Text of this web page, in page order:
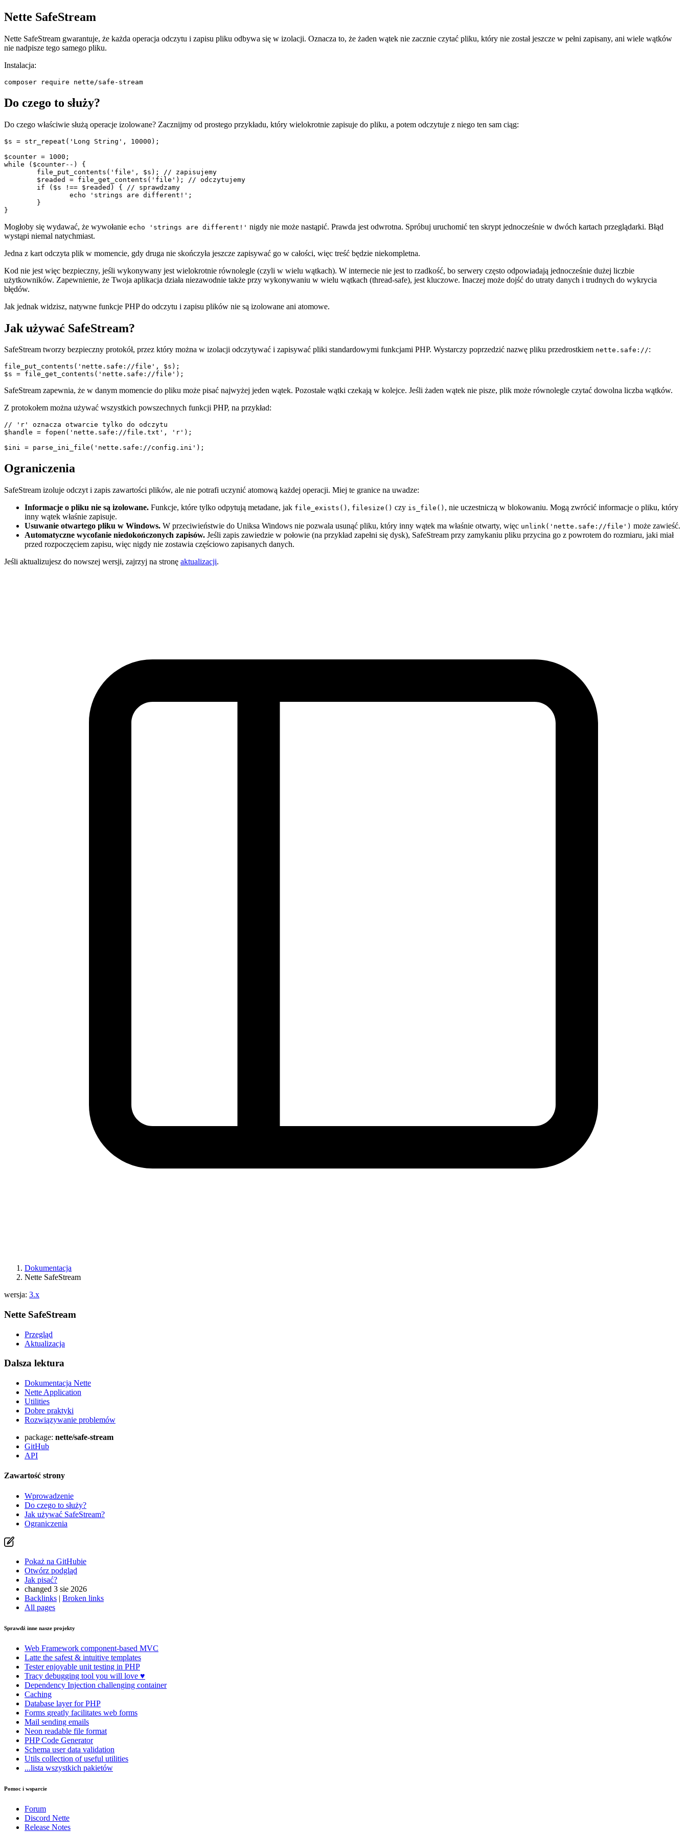
Nette SafeStream
Nette SafeStream gwarantuje, że każda operacja odczytu i zapisu pliku odbywa się w izolacji. Oznacza to, że żaden wątek nie zacznie czytać pliku, który nie został jeszcze w pełni zapisany, ani wiele wątków
nie nadpisze tego samego pliku.
Instalacja:
Do czego to służy?
Do czego właściwie służą operacje izolowane? Zacznijmy od prostego przykładu, który wielokrotnie zapisuje do pliku, a potem odczytuje z niego ten sam ciąg:
$s = str_repeat('Long String', 10000);
$counter = 1000;
while ($counter--) {
Mogłoby się wydawać, że wywołanie echo 'strings are different!' nigdy nie może nastąpić. Prawda jest odwrotna. Spróbuj uruchomić ten skrypt jednocześnie w dwóch kartach przeglądarki. Błąd
wystąpi niemal natychmiast.
Jedna z kart odczyta plik w momencie, gdy druga nie skończyła jeszcze zapisywać go w całości, więc treść będzie niekompletna.
Kod nie jest więc bezpieczny, jeśli wykonywany jest wielokrotnie równolegle (czyli w wielu wątkach). W internecie nie jest to rzadkość, bo serwery często odpowiadają jednocześnie dużej liczbie
użytkowników. Zapewnienie, że Twoja aplikacja działa niezawodnie także przy wykonywaniu w wielu wątkach (thread-safe), jest kluczowe. Inaczej może dojść do utraty danych i trudnych do wykrycia
błędów.
Jak jednak widzisz, natywne funkcje PHP do odczytu i zapisu plików nie są izolowane ani atomowe.
Jak używać SafeStream?
SafeStream tworzy bezpieczny protokół, przez który można w izolacji odczytywać i zapisywać pliki standardowymi funkcjami PHP. Wystarczy poprzedzić nazwę pliku przedrostkiem nette.safe://:
file_put_contents('nette.safe://file', $s);
SafeStream zapewnia, że w danym momencie do pliku może pisać najwyżej jeden wątek. Pozostałe wątki czekają w kolejce. Jeśli żaden wątek nie pisze, plik może równolegle czytać dowolna liczba wątków.
Z protokołem można używać wszystkich powszechnych funkcji PHP, na przykład:
// 'r' oznacza otwarcie tylko do odczytu
$handle = fopen('nette.safe://file.txt', 'r');
Ograniczenia
SafeStream izoluje odczyt i zapis zawartości plików, ale nie potrafi uczynić atomową każdej operacji. Miej te granice na uwadze:
Informacje o pliku nie są izolowane. Funkcje, które tylko odpytują metadane, jak file_exists() , filesize() czy is_file() , nie uczestniczą w blokowaniu. Mogą zwrócić informacje o pliku, który
inny wątek właśnie zapisuje.
Usuwanie otwartego pliku w Windows. W przeciwieństwie do Uniksa Windows nie pozwala usunąć pliku, który inny wątek ma właśnie otwarty, więc unlink('nette.safe://file') może zawieść.
Automatyczne wycofanie niedokończonych zapisów. Jeśli zapis zawiedzie w połowie (na przykład zapełni się dysk), SafeStream przy zamykaniu pliku przycina go z powrotem do rozmiaru, jaki miał
przed rozpoczęciem zapisu, więc nigdy nie zostawia częściowo zapisanych danych.
Jeśli aktualizujesz do nowszej wersji, zajrzyj na stronę aktualizacji.
Dokumentacja
Nette SafeStream
wersja: 3.x
Nette SafeStream
Przegląd
Aktualizacja
Dalsza lektura
Dokumentacja Nette
Nette Application
Utilities
Dobre praktyki
Rozwiązywanie problemów
package: nette/safe-stream
GitHub
API
Zawartość strony
Wprowadzenie
Do czego to służy?
Jak używać SafeStream?
Ograniczenia
Pokaż na GitHubie
Otwórz podgląd
Jak pisać?
changed 3 sie 2026
Backlinks | Broken links
All pages
Sprawdź inne nasze projekty
Web Framework component-based MVC
Latte the safest & intuitive templates
Testerenjoyable unit testing in PHP
Tracy debugging tool you will love ♥
Dependency Injection challenging container
Caching
Database layer for PHP
Forms greatly facilitates web forms
Mail sending emails
Neon readable file format
PHP Code Generator
Schema user data validation
Utils collection of useful utilities
...lista wszystkich pakietów
Pomoc i wsparcie
Forum
Discord Nette
Release Notes